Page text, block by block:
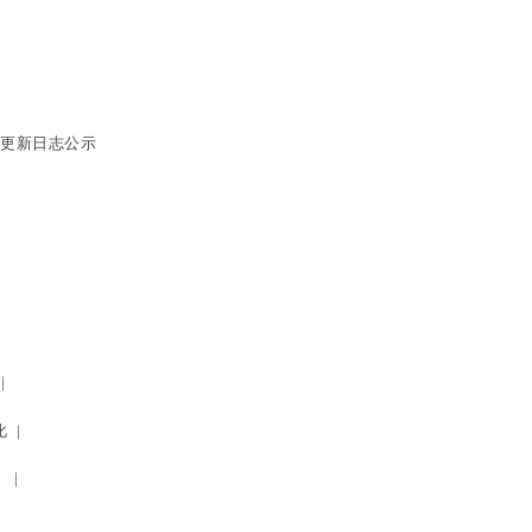
新日志公示
|
|